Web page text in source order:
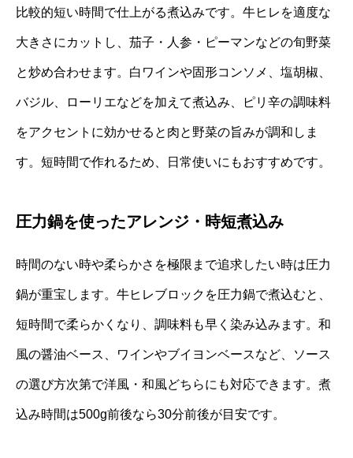
比較的短い時間で仕上がる煮込みです。牛ヒレを適度な
大きさにカットし、茄子・人参・ピーマンなどの旬野菜
と炒め合わせます。白ワインや固形コンソメ、塩胡椒、
バジル、ローリエなどを加えて煮込み、ピリ辛の調味料
をアクセントに効かせると肉と野菜の旨みが調和しま
す。短時間で作れるため、日常使いにもおすすめです。
圧力鍋を使ったアレンジ・時短煮込み
時間のない時や柔らかさを極限まで追求したい時は圧力
鍋が重宝します。牛ヒレブロックを圧力鍋で煮込むと、
短時間で柔らかくなり、調味料も早く染み込みます。和
風の醤油ベース、ワインやブイヨンベースなど、ソース
の選び方次第で洋風・和風どちらにも対応できます。煮
込み時間は500g前後なら30分前後が目安です。